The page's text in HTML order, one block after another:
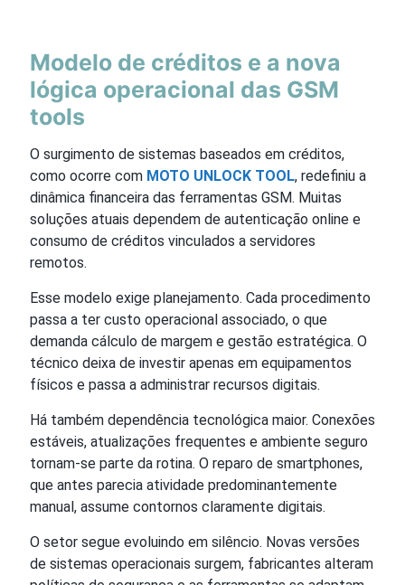
Modelo de créditos e a nova
lógica operacional das GSM
tools
O surgimento de sistemas baseados em créditos,
como ocorre com MOTO UNLOCK TOOL, redefiniu a
dinâmica financeira das ferramentas GSM. Muitas
soluções atuais dependem de autenticação online e
consumo de créditos vinculados a servidores
remotos.
Esse modelo exige planejamento. Cada procedimento
passa a ter custo operacional associado, o que
demanda cálculo de margem e gestão estratégica. O
técnico deixa de investir apenas em equipamentos
físicos e passa a administrar recursos digitais.
Há também dependência tecnológica maior. Conexões
estáveis, atualizações frequentes e ambiente seguro
tornam-se parte da rotina. O reparo de smartphones,
que antes parecia atividade predominantemente
manual, assume contornos claramente digitais.
O setor segue evoluindo em silêncio. Novas versões
de sistemas operacionais surgem, fabricantes alteram